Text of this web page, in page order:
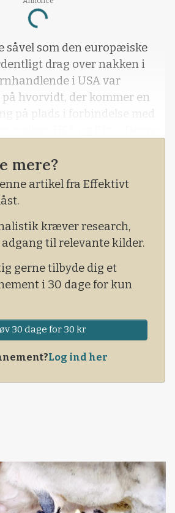
Loading...
såvel som den europæiske
drag over nakken i
i USA var
hvorvidt, der kommer en
på plads i forbindelse med
var der i sidste uge tale om
pres på majsprisen i både
at ko
mere?
artikel fra Effektivt
kræver research,
til relevante kilder.
gerne tilbyde dig et
i 30 dage for kun
30 dage for 30 kr
Log ind her